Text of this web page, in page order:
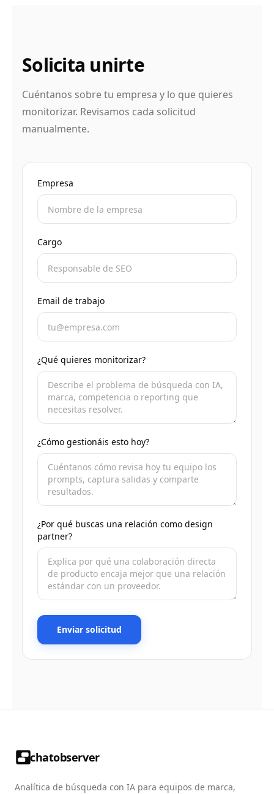
Solicita unirte
Cuéntanos sobre tu empresa y lo que quieres
monitorizar. Revisamos cada solicitud
manualmente.
Empresa
Cargo
Email de trabajo
¿Qué quieres monitorizar?
¿Cómo gestionáis esto hoy?
¿Por qué buscas una relación como design
partner?
Enviar solicitud
chatobserver
Analítica de búsqueda con IA para equipos de marca,